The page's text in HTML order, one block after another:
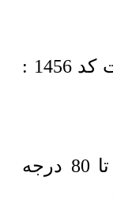
وزن هر ورق ماربل شیت کد 1456 :
مقاوم در برابر حرارت تا 80 درجه